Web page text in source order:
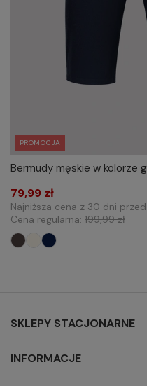
PROMOCJA
Bermudy męskie w kolorze
79,99 zł
Najniższa cena z 30 dni
Cena regularna: 199,99 zł
SKLEPY STACJONARNE
INFORMACJE